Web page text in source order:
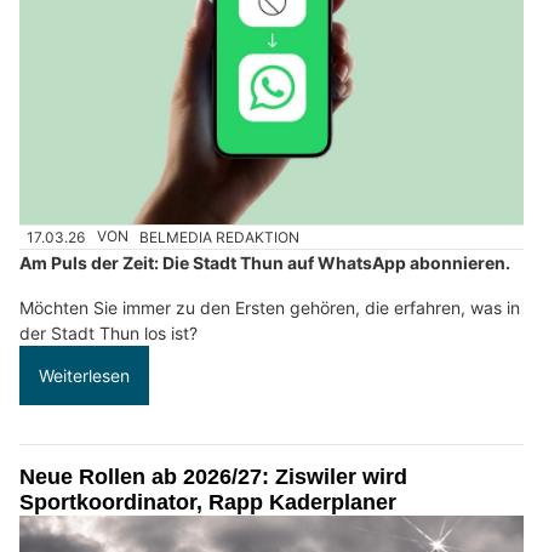
17.03.26 VON BELMEDIA REDAKTION
Am Puls der Zeit: Die Stadt Thun auf WhatsApp abonnieren.
Möchten Sie immer zu den Ersten gehören, die erfahren, was in
der Stadt Thun los ist?
Weiterlesen
Neue Rollen ab 2026/27: Ziswiler wird
Sportkoordinator, Rapp Kaderplaner